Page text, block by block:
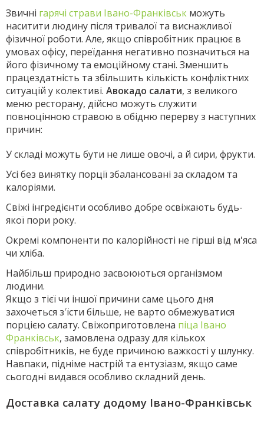
Звичні гарячі страви Івано-Франківськ можуть
наситити людину після тривалої та виснажливої
фізичної роботи. Але, якщо співробітник працює в
умовах офісу, переїдання негативно позначиться на
його фізичному та емоційному стані. Зменшить
працездатність та збільшить кількість конфліктних
ситуацій у колективі. Авокадо салати, з великого
меню ресторану, дійсно можуть служити
повноцінною стравою в обідню перерву з наступних
причин:
У складі можуть бути не лише овочі, а й сири, фрукти.
Усі без винятку порції збалансовані за складом та
калоріями.
Свіжі інгредієнти особливо добре освіжають будь-
якої пори року.
Окремі компоненти по калорійності не гірші від м'яса
чи хліба.
Найбільш природно засвоюються організмом
людини.
Якщо з тієї чи іншої причини саме цього дня
захочеться з'їсти більше, не варто обмежуватися
порцією салату. Свіжоприготовлена піца Івано
Франківськ, замовлена одразу для кількох
співробітників, не буде причиною важкості у шлунку.
Навпаки, підніме настрій та ентузіазм, якщо саме
сьогодні видався особливо складний день.
Доставка салату додому Івано-Франківськ